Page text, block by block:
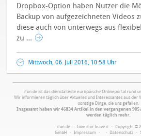
Dropbox-Option haben Nutzer die
Backup von aufgezeichneten Videos
diese auch von unterwegs aus
zu ...
Mittwoch, 06. Juli 2016, 10:58 Uhr
ifun.de ist das dienstälteste europäische Onlineportal rund
Wir informieren täglich über Aktuelles und Interessantes aus der
sonstige Dinge, die uns gefallen.
Insgesamt haben wir 46834 Artikel in den vergangenen
werden täglich mehr.
ifun.de — Love it or leave it · Copyright ©
GmbH · Impressum · · Datenschutz ·